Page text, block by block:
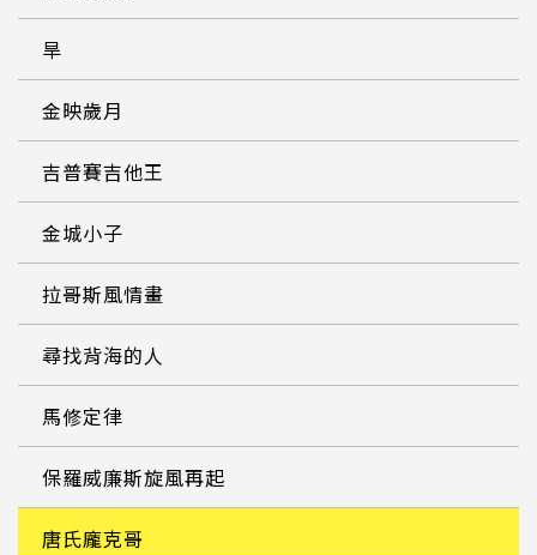
旱
金映歲月
吉普賽吉他王
金城小子
拉哥斯風情畫
尋找背海的人
馬修定律
保羅威廉斯旋風再起
唐氏龐克哥